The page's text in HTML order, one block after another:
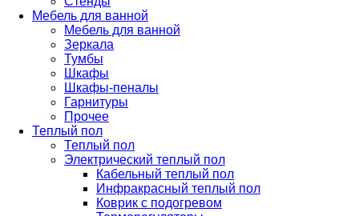
Мебель для ванной
Мебель для ванной
Зеркала
Тумбы
Шкафы
Шкафы-пеналы
Гарнитуры
Прочее
Теплый пол
Теплый пол
Электрический теплый пол
Кабельный теплый пол
Инфракрасный теплый пол
Коврик с подогревом